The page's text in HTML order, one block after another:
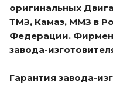
оригинальных
ТМЗ, Камаз, ММЗ в
Федерации.
завода-
Гарантия завода-